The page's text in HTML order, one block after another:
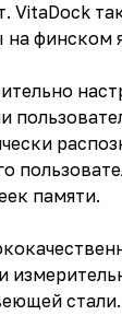
VitaDock
на финском
памяти.
стали.